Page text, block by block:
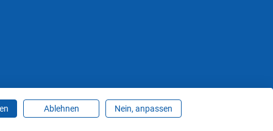
ändern
Ablehnen Nein, anpassen